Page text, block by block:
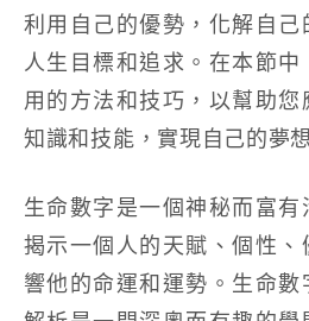
利用自己的優勢，化解自己
人生目標和追求。在本節
用的方法和技巧，以幫助
知識和技能，實現自己的夢
生命數字是一個神秘而富有
揭示一個人的天賦、個性、
響他的命運和運勢。生命